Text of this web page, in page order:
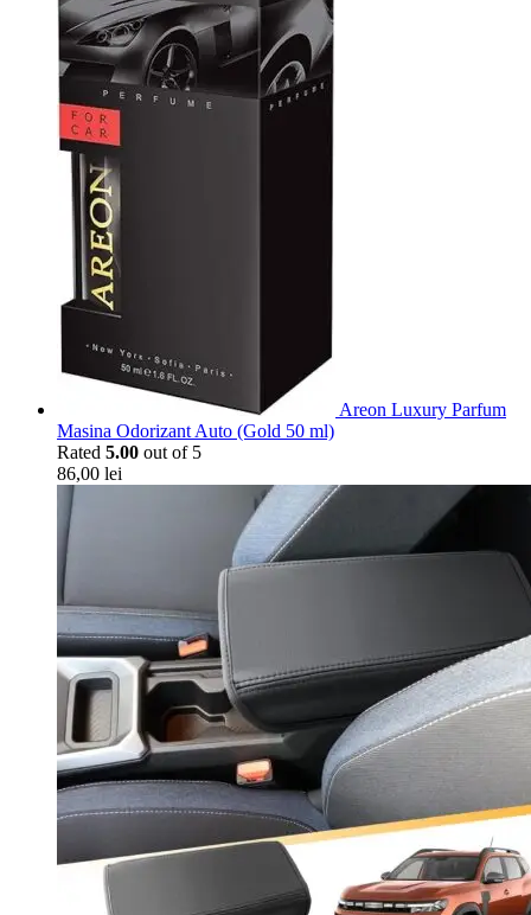
Areon Luxury Parfum
Masina Odorizant Auto (Gold 50 ml)
Rated 5.00 out of 5
86,00 lei